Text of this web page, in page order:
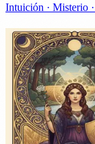
Intuición · Misterio